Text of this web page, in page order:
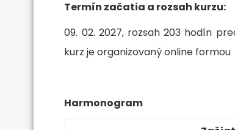
Termín začatia a rozsah kurzu:
09. 02. 2027, rozsah 203 hodín
kurz je organizovaný online formou
Harmonogram